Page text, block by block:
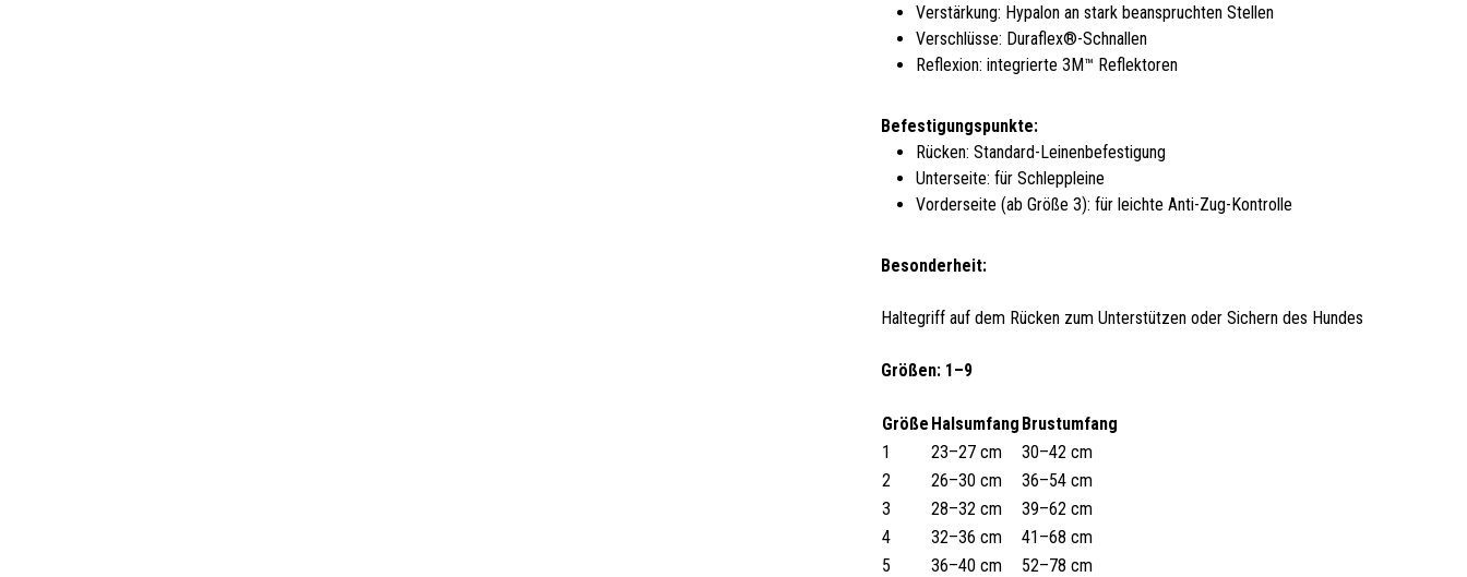
Verstärkung: Hypalon an stark beanspruchten Stellen
Verschlüsse: Duraflex®-Schnallen
Reflexion: integrierte 3M™ Reflektoren
Befestigungspunkte:
Rücken: Standard-Leinenbefestigung
Unterseite: für Schleppleine
Vorderseite (ab Größe 3): für leichte Anti-Zug-Kontrolle
Besonderheit:
Haltegriff auf dem Rücken zum Unterstützen oder Sichern des Hundes
Größen: 1–9
Größe Halsumfang Brustumfang
1
23–27 cm
30–42 cm
2
26–30 cm
36–54 cm
3
28–32 cm
39–62 cm
4
32–36 cm
41–68 cm
5
36–40 cm
52–78 cm